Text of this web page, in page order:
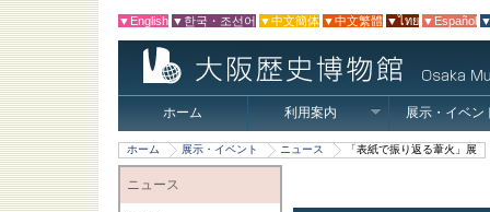
▼English ▼한국・조선어 ▼中文簡体 ▼中文繁體 ▼ไทย ▼Español
ホーム 利用案内 展示・イベン
ホーム 展示・イベント ニュース 「表紙で振り返る葦火」展
ニュース